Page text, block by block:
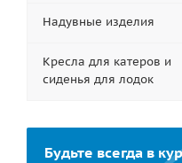
Надувные изделия
Кресла для катеров и
сиденья для лодок
Будьте всегда в